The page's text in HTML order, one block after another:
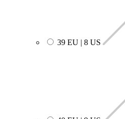
39 EU | 8 US